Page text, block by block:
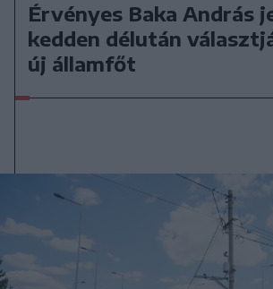
Érvényes Baka András
kedden délután
új államfőt